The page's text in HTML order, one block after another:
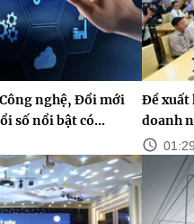
nghệ, Đổi mới
số nổi bật có...
Đề xuất
doanh
01:29